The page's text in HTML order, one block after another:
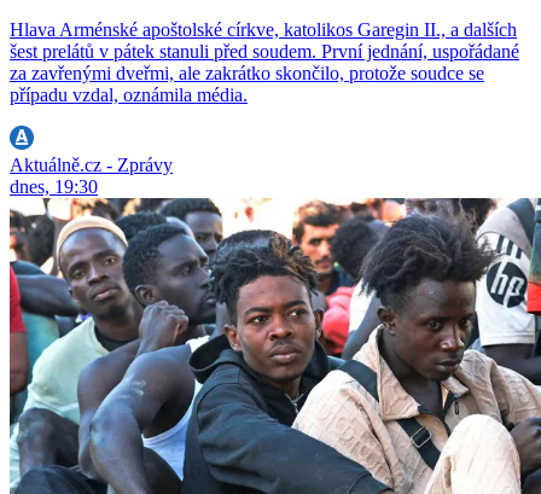
Hlava Arménské apoštolské církve, katolikos Garegin II., a dalších
šest prelátů v pátek stanuli před soudem. První jednání, uspořádané
za zavřenými dveřmi, ale zakrátko skončilo, protože soudce se
případu vzdal, oznámila média.
Aktuálně.cz - Zprávy
dnes, 19:30